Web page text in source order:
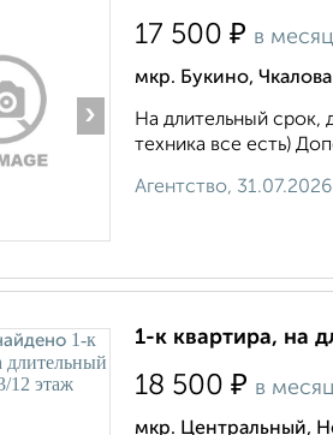
›
17 500 ₽ в месяц
мкр. Букино,
На длительный срок,
техника все есть)
Агентство, 31.07.2026
1-к квартира, на
18 500 ₽ в
мкр. Центральный,